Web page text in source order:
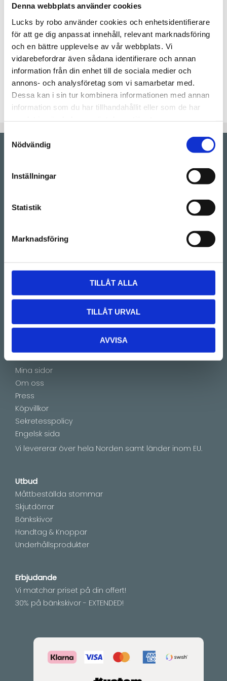
Denna webbplats använder cookies
Lucks by robo använder cookies och enhetsidentifierare
för att ge dig anpassat innehåll, relevant marknadsföring
och en bättre upplevelse av vår webbplats. Vi
vidarebefordrar även sådana identifierare och annan
information från din enhet till de sociala medier och
annons- och analysföretag som vi samarbetar med.
Dessa kan i sin tur kombinera informationen med annan
information som du har tillhandahållit eller som de har
Samtyckesval
Nödvändig
Inställningar
Statistik
Marknadsföring
TILLÅT ALLA
TILLÅT URVAL
AVVISA
Lagerstatus
Beställningsvara.Leveranstid 6-
9 veckor
Artikelnr
CODOME60x280V
Slät kökslucka tillverkad i Svanenmärkt MDF som
lackas utan extra kostnad i valfri färg. Passar till
IKEAs Metod-stommar.
Rörstrandsgatan 17, 113 41 Stockholm
Instagram.
Kontakt
Montageinstruktioner
Showroom by appointment
Information
Mina sidor
Om oss
Press
Köpvillkor
Sekretesspolicy
Engelsk sida
Vi levererar över hela Norden samt länder inom EU.
Utbud
Måttbeställda stommar
Skjutdörrar
Bänkskivor
Handtag & Knoppar
Underhållsprodukter
Erbjudande
Vi matchar priset på din offert!
30% på bänkskivor - EXTENDED!